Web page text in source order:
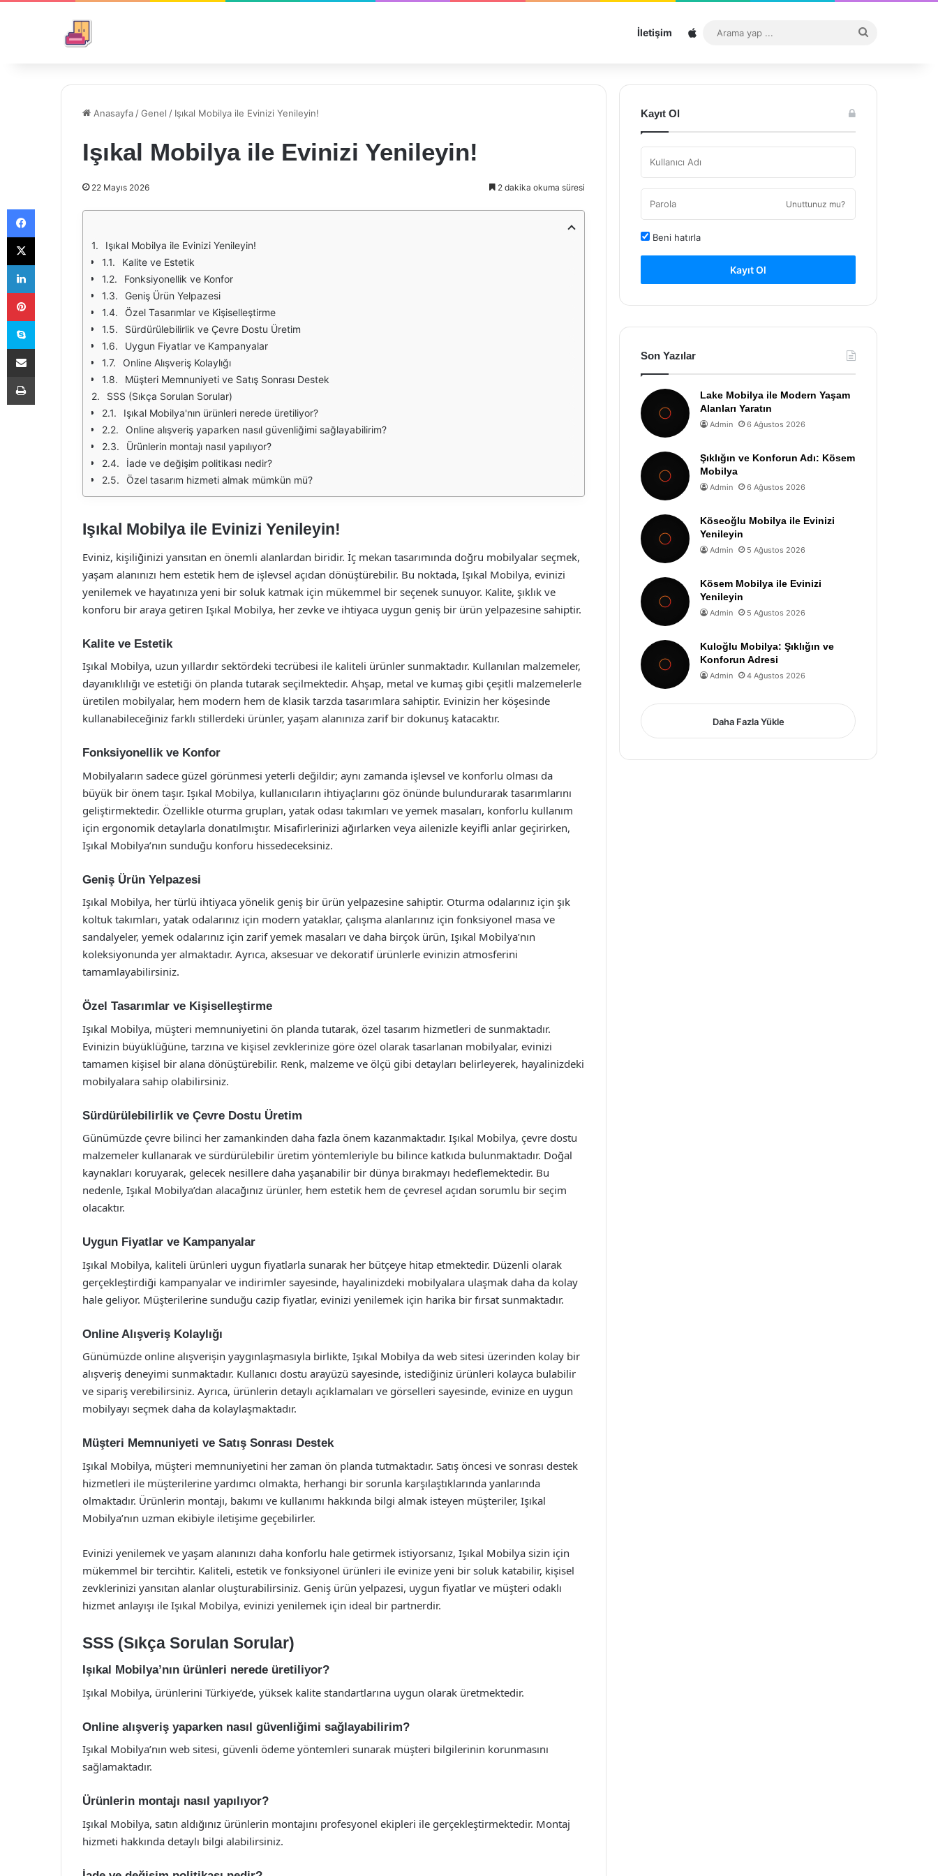
İletişim Sitemap
...
Anasayfa /Genel / Işıkal Mobilya ile Evinizi Yenileyin!
Işıkal Mobilya ile Evinizi Yenileyin!
22 Mayıs 2026 2 dakika okuma süresi
Işıkal Mobilya ile Evinizi Yenileyin!
Kalite ve Estetik
Fonksiyonellik ve Konfor
Geniş Ürün Yelpazesi
Özel Tasarımlar ve Kişiselleştirme
Sürdürülebilirlik ve Çevre Dostu Üretim
Uygun Fiyatlar ve Kampanyalar
Online Alışveriş Kolaylığı
Müşteri Memnuniyeti ve Satış Sonrası Destek
SSS (Sıkça Sorulan Sorular)
Işıkal Mobilya'nın ürünleri nerede üretiliyor?
Online alışveriş yaparken nasıl güvenliğimi sağlayabilirim?
Ürünlerin montajı nasıl yapılıyor?
İade ve değişim politikası nedir?
Özel tasarım hizmeti almak mümkün mü?
Işıkal Mobilya ile Evinizi Yenileyin!
Eviniz, kişiliğinizi yansıtan en önemli alanlardan biridir. İç mekan tasarımında doğru mobilyalar seçmek,
yaşam alanınızı hem estetik hem de işlevsel açıdan dönüştürebilir. Bu noktada, Işıkal Mobilya, evinizi
yenilemek ve hayatınıza yeni bir soluk katmak için mükemmel bir seçenek sunuyor. Kalite, şıklık ve
konforu bir araya getiren Işıkal Mobilya, her zevke ve ihtiyaca uygun geniş bir ürün yelpazesine sahiptir.
Kalite ve Estetik
Işıkal Mobilya, uzun yıllardır sektördeki tecrübesi ile kaliteli ürünler sunmaktadır. Kullanılan malzemeler,
dayanıklılığı ve estetiği ön planda tutarak seçilmektedir. Ahşap, metal ve kumaş gibi çeşitli malzemelerle
üretilen mobilyalar, hem modern hem de klasik tarzda tasarımlara sahiptir. Evinizin her köşesinde
kullanabileceğiniz farklı stillerdeki ürünler, yaşam alanınıza zarif bir dokunuş katacaktır.
Fonksiyonellik ve Konfor
Mobilyaların sadece güzel görünmesi yeterli değildir; aynı zamanda işlevsel ve konforlu olması da
büyük bir önem taşır. Işıkal Mobilya, kullanıcıların ihtiyaçlarını göz önünde bulundurarak tasarımlarını
geliştirmektedir. Özellikle oturma grupları, yatak odası takımları ve yemek masaları, konforlu kullanım
için ergonomik detaylarla donatılmıştır. Misafirlerinizi ağırlarken veya ailenizle keyifli anlar geçirirken,
Işıkal Mobilya’nın sunduğu konforu hissedeceksiniz.
Geniş Ürün Yelpazesi
Işıkal Mobilya, her türlü ihtiyaca yönelik geniş bir ürün yelpazesine sahiptir. Oturma odalarınız için şık
koltuk takımları, yatak odalarınız için modern yataklar, çalışma alanlarınız için fonksiyonel masa ve
sandalyeler, yemek odalarınız için zarif yemek masaları ve daha birçok ürün, Işıkal Mobilya’nın
koleksiyonunda yer almaktadır. Ayrıca, aksesuar ve dekoratif ürünlerle evinizin atmosferini
tamamlayabilirsiniz.
Özel Tasarımlar ve Kişiselleştirme
Işıkal Mobilya, müşteri memnuniyetini ön planda tutarak, özel tasarım hizmetleri de sunmaktadır.
Evinizin büyüklüğüne, tarzına ve kişisel zevklerinize göre özel olarak tasarlanan mobilyalar, evinizi
tamamen kişisel bir alana dönüştürebilir. Renk, malzeme ve ölçü gibi detayları belirleyerek, hayalinizdeki
mobilyalara sahip olabilirsiniz.
Sürdürülebilirlik ve Çevre Dostu Üretim
Günümüzde çevre bilinci her zamankinden daha fazla önem kazanmaktadır. Işıkal Mobilya, çevre dostu
malzemeler kullanarak ve sürdürülebilir üretim yöntemleriyle bu bilince katkıda bulunmaktadır. Doğal
kaynakları koruyarak, gelecek nesillere daha yaşanabilir bir dünya bırakmayı hedeflemektedir. Bu
nedenle, Işıkal Mobilya’dan alacağınız ürünler, hem estetik hem de çevresel açıdan sorumlu bir seçim
olacaktır.
Uygun Fiyatlar ve Kampanyalar
Işıkal Mobilya, kaliteli ürünleri uygun fiyatlarla sunarak her bütçeye hitap etmektedir. Düzenli olarak
gerçekleştirdiği kampanyalar ve indirimler sayesinde, hayalinizdeki mobilyalara ulaşmak daha da kolay
hale geliyor. Müşterilerine sunduğu cazip fiyatlar, evinizi yenilemek için harika bir fırsat sunmaktadır.
Online Alışveriş Kolaylığı
Günümüzde online alışverişin yaygınlaşmasıyla birlikte, Işıkal Mobilya da web sitesi üzerinden kolay bir
alışveriş deneyimi sunmaktadır. Kullanıcı dostu arayüzü sayesinde, istediğiniz ürünleri kolayca bulabilir
ve sipariş verebilirsiniz. Ayrıca, ürünlerin detaylı açıklamaları ve görselleri sayesinde, evinize en uygun
mobilyayı seçmek daha da kolaylaşmaktadır.
Müşteri Memnuniyeti ve Satış Sonrası Destek
Işıkal Mobilya, müşteri memnuniyetini her zaman ön planda tutmaktadır. Satış öncesi ve sonrası destek
hizmetleri ile müşterilerine yardımcı olmakta, herhangi bir sorunla karşılaştıklarında yanlarında
olmaktadır. Ürünlerin montajı, bakımı ve kullanımı hakkında bilgi almak isteyen müşteriler, Işıkal
Mobilya’nın uzman ekibiyle iletişime geçebilirler.
Evinizi yenilemek ve yaşam alanınızı daha konforlu hale getirmek istiyorsanız, Işıkal Mobilya sizin için
mükemmel bir tercihtir. Kaliteli, estetik ve fonksiyonel ürünleri ile evinize yeni bir soluk katabilir, kişisel
zevklerinizi yansıtan alanlar oluşturabilirsiniz. Geniş ürün yelpazesi, uygun fiyatlar ve müşteri odaklı
hizmet anlayışı ile Işıkal Mobilya, evinizi yenilemek için ideal bir partnerdir.
SSS (Sıkça Sorulan Sorular)
Işıkal Mobilya’nın ürünleri nerede üretiliyor?
Işıkal Mobilya, ürünlerini Türkiye’de, yüksek kalite standartlarına uygun olarak üretmektedir.
Online alışveriş yaparken nasıl güvenliğimi sağlayabilirim?
Işıkal Mobilya’nın web sitesi, güvenli ödeme yöntemleri sunarak müşteri bilgilerinin korunmasını
sağlamaktadır.
Ürünlerin montajı nasıl yapılıyor?
Işıkal Mobilya, satın aldığınız ürünlerin montajını profesyonel ekipleri ile gerçekleştirmektedir. Montaj
hizmeti hakkında detaylı bilgi alabilirsiniz.
Kayıt Ol
Unuttunuz mu?
Beni hatırla
Kayıt Ol
Son Yazılar
Lake Mobilya ile Modern Yaşam
Alanları Yaratın
Admin 6 Ağustos 2026
Şıklığın ve Konforun Adı: Kösem
Mobilya
Admin 6 Ağustos 2026
Köseoğlu Mobilya ile Evinizi
Yenileyin
Admin 5 Ağustos 2026
Kösem Mobilya ile Evinizi
Yenileyin
Admin 5 Ağustos 2026
Kuloğlu Mobilya: Şıklığın ve
Konforun Adresi
Admin 4 Ağustos 2026
Daha Fazla Yükle
Facebook
X
LinkedIn
Pinterest
Skype
E-Posta ile paylaş